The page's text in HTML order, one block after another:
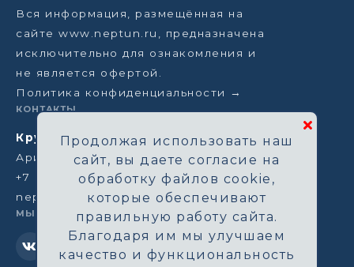
Вся информация, размещённая на
сайте www.neptun.ru, предназначена
исключительно для ознакомления и
не является офертой.
Политика конфиденциальности →
КОНТАКТЫ
Круизная компания Нептун
Аристарховский пер, 3/1, Москва
+7 (964) 583-14-96
neptun@aha.ru
МЫ В СЕТИ
Продолжая использовать наш
сайт, вы даете согласие на
обработку файлов cookie,
которые обеспечивают
правильную работу сайта.
Благодаря им мы улучшаем
качество и функциональность